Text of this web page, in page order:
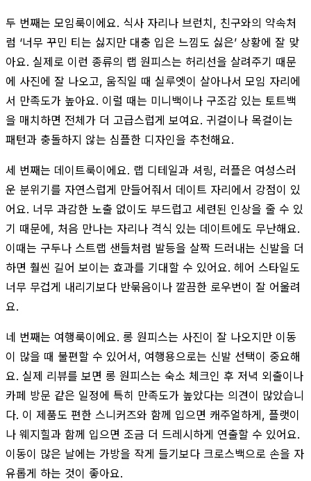
두 번째는 모임룩이에요. 식사 자리나 브런치, 친구와의 약속처
럼 ‘너무 꾸민 티는 싫지만 대충 입은 느낌도 싫은’ 상황에 잘 맞
아요. 실제로 이런 종류의 랩 원피스는 허리선을 살려주기 때문
에 사진에 잘 나오고, 움직일 때 실루엣이 살아나서 모임 자리에
서 만족도가 높아요. 이럴 때는 미니백이나 구조감 있는 토트백
을 매치하면 전체가 더 고급스럽게 보여요. 귀걸이나 목걸이는
패턴과 충돌하지 않는 심플한 디자인을 추천해요.
세 번째는 데이트룩이에요. 랩 디테일과 셔링, 러플은 여성스러
운 분위기를 자연스럽게 만들어줘서 데이트 자리에서 강점이 있
어요. 너무 과감한 노출 없이도 부드럽고 세련된 인상을 줄 수 있
기 때문에, 처음 만나는 자리나 격식 있는 데이트에도 무난해요.
이때는 구두나 스트랩 샌들처럼 발등을 살짝 드러내는 신발을 더
하면 훨씬 길어 보이는 효과를 기대할 수 있어요. 헤어 스타일도
너무 무겁게 내리기보다 반묶음이나 깔끔한 로우번이 잘 어울려
요.
네 번째는 여행룩이에요. 롱 원피스는 사진이 잘 나오지만 이동
이 많을 때 불편할 수 있어서, 여행용으로는 신발 선택이 중요해
요. 실제 리뷰를 보면 롱 원피스는 숙소 체크인 후 저녁 외출이나
카페 방문 같은 일정에 특히 만족도가 높았다는 의견이 많았습니
다. 이 제품도 편한 스니커즈와 함께 입으면 캐주얼하게, 플랫이
나 웨지힐과 함께 입으면 조금 더 드레시하게 연출할 수 있어요.
이동이 많은 날에는 가방을 작게 들기보다 크로스백으로 손을 자
유롭게 하는 것이 좋아요.